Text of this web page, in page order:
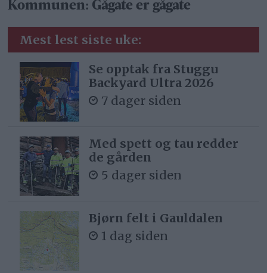
Kommunen: Gågate er gågate
Mest lest siste uke:
Se opptak fra Stuggu
Backyard Ultra 2026
7 dager siden
Med spett og tau redder
de gården
5 dager siden
Bjørn felt i Gauldalen
1 dag siden